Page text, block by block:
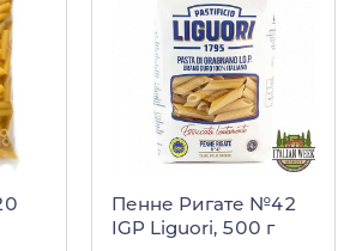
Пенне Ригате №42
IGP Liguori, 500 г